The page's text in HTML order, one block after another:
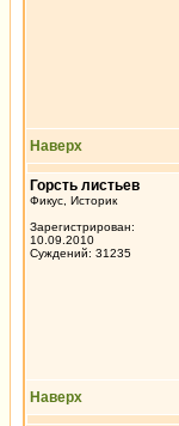
Наверх
Горсть листьев
Фикус, Историк
Зарегистрирован:
10.09.2010
Суждений: 31235
Наверх